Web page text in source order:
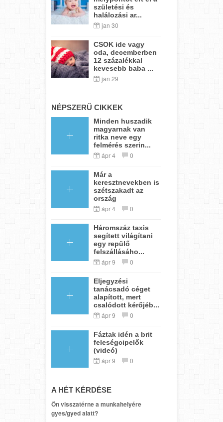
születési és
halálozási ar...
jan 30
CSOK ide vagy
oda, decemberben
12 százalékkal
kevesebb baba ...
jan 29
NÉPSZERŰ CIKKEK
Minden huszadik
magyarnak van
ritka neve egy
felmérés szerin...
ápr 4 0
Már a
keresztnevekben is
szétszakadt az
ország
ápr 4 0
Háromszáz taxis
segített világítani
egy repülő
felszállásáho...
ápr 9 0
Eljegyzési
tanácsadó céget
alapított, mert
csalódott kérőjéb...
ápr 9 0
Fáztak idén a brit
feleségcipelők
(videó)
ápr 9 0
A HÉT KÉRDÉSE
Ön visszatérne a munkahelyére
gyes/gyed alatt?